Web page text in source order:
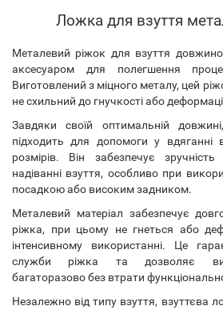
Ложка для взуття
Металевий ріжок для взуття
аксесуаром для полегшення
Виготовлений з міцного металу, цей
не схильний до гнучкості або
Завдяки своїй оптимальній
підходить для допомоги у вдяганні
розмірів. Він забезпечує
надіванні взуття, особливо при
посадкою або високим задником.
Металевий матеріал забезпечує
ріжка, при цьому не гнеться або
інтенсивному використанні. Це
служби ріжка та дозволяє
багаторазово без втрати
Незалежно від типу взуття, взуттєва